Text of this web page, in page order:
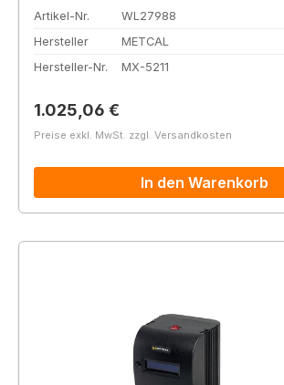
Artikel-Nr.
WL27988
Hersteller
METCAL
Hersteller-Nr.
MX-5211
Regulärer Preis:
1.025,06 €
Preise exkl. MwSt. zzgl. Versandkosten
In den Warenkorb